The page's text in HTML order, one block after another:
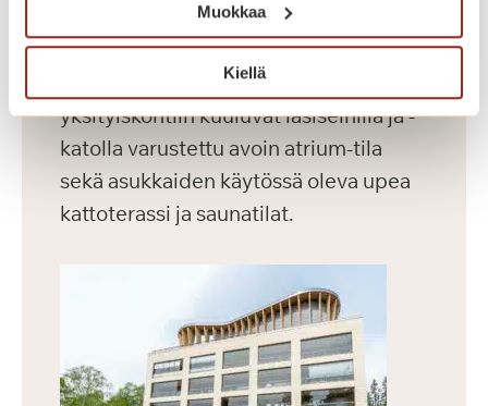
Muokkaa
Kiellä
Dosentinlinnassa on 71 modernia
asuntoa, joiden koko vaihtelee 30-60
m² välillä. Rakennuksen vaikuttaviin
yksityiskohtiin kuuluvat lasiseinillä ja -
katolla varustettu avoin atrium-tila
sekä asukkaiden käytössä oleva upea
kattoterassi ja saunatilat.